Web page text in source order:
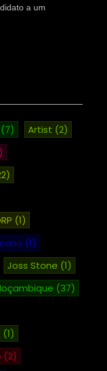
a um
(7) Artist (2)
(1)
(1)
Joss Stone (1)
(37)
(1)
(2)